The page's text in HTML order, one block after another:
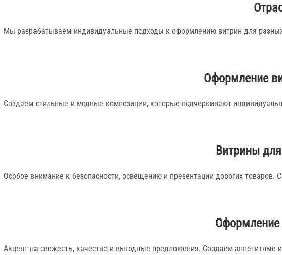
Мы разрабатываем индивидуальные подходы к оформлению витрин для
Оформление
Создаем стильные и модные композиции, которые подчеркивают
Витрины
Особое внимание к безопасности, освещению и презентации дорогих
Оформление
Акцент на свежесть, качество и выгодные предложения. Создаем аппетитные